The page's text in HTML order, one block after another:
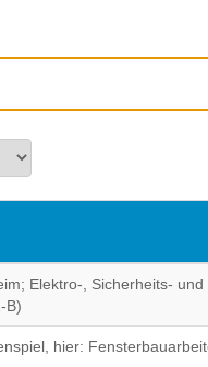
Elektro-, Sicherheits-
B)
hier: